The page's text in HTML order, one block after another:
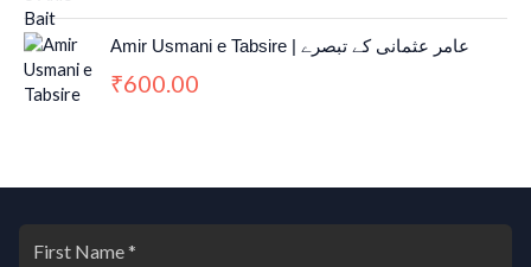
Amir Usmani e Tabsire | عامر عثمانی کے تبصرے
₹600.00